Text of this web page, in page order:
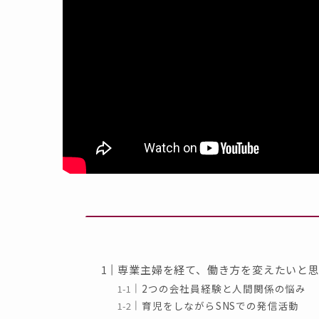
専業主婦を経て、働き方を変えたいと
2つの会社員経験と人間関係の悩み
育児をしながらSNSでの発信活動